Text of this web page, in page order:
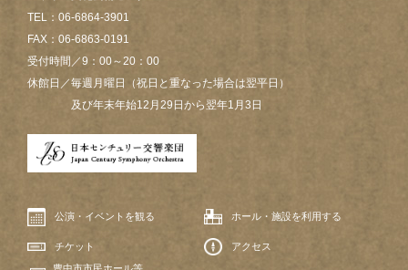
TEL：06-6864-3901
FAX：06-6863-0191
受付時間／9：00～20：00
休館日／毎週月曜日（祝日と重なった場合は翌平日）
及び年末年始12月29日から翌年1月3日
公演・イベントを観る ホール・施設を利用する
チケット
アクセス